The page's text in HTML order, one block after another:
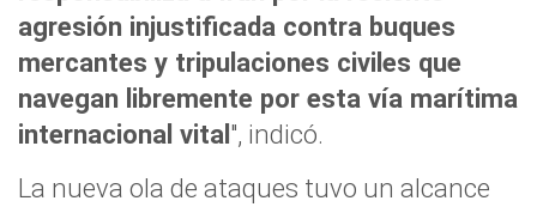
agresión injustificada contra buques
mercantes y tripulaciones civiles que
navegan libremente por esta vía marítima
internacional vital", indicó.
La nueva ola de ataques tuvo un alcance